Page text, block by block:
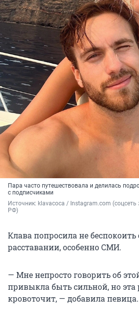
Пара часто путешествовала и делилась
с подписчиками
Источник: klavacoca / Instagram.com (соцсеть
РФ)
Клава попросила не беспокоить
расставании, особенно СМИ.
— Мне непросто говорить об
привыкла быть сильной, но эта
кровоточит, — добавила певица.